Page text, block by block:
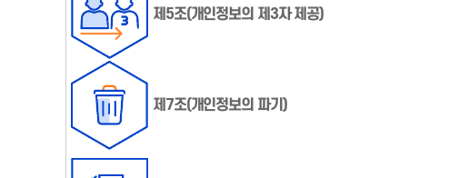
제5조(개인정보의 제3자 제공)
제7조(개인정보의 파기)